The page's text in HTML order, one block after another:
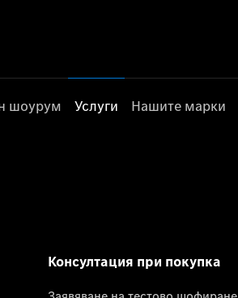
шоурум Услуги Нашите марки
Консултация при покупка